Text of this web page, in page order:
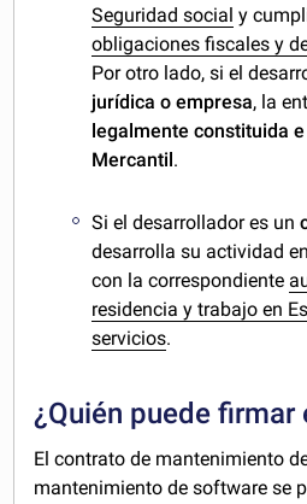
Seguridad social y
obligaciones fiscales y
Por otro lado, si el
jurídica o empresa, la
legalmente constituida
Mercantil.
Si el desarrollador es un
desarrolla su actividad
con la correspondiente
residencia y trabajo en
servicios.
¿Quién puede
El contrato de mantenimiento
mantenimiento de software se